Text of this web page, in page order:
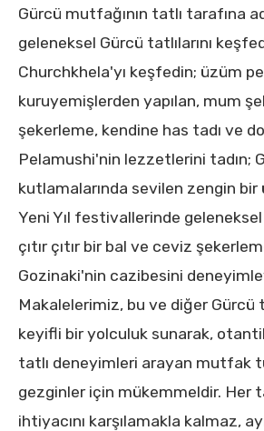
Gürcü mutfağının tatlı tarafına
geleneksel Gürcü tatlılarını
Churchkhela'yı keşfedin; üzüm
kuruyemişlerden yapılan, mum
şekerleme, kendine has tadı ve
Pelamushi'nin lezzetlerini tadın;
kutlamalarında sevilen zengin bir
Yeni Yıl festivallerinde
çıtır çıtır bir bal ve ceviz
Gozinaki'nin cazibesini
Makalelerimiz, bu ve diğer Gürcü
keyifli bir yolculuk sunarak,
tatlı deneyimleri arayan mutfak
gezginler için mükemmeldir. Her
ihtiyacını karşılamakla kalmaz,